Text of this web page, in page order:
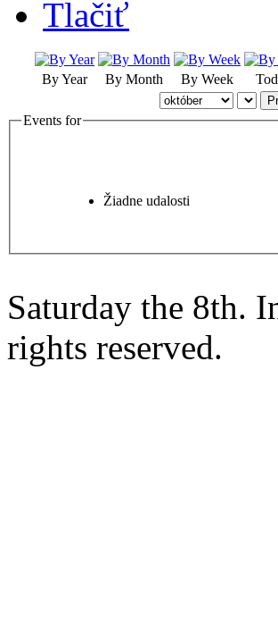
By Year By Month By Week
Events for
Žiadne udalosti
Saturday the 8th.
rights reserved.